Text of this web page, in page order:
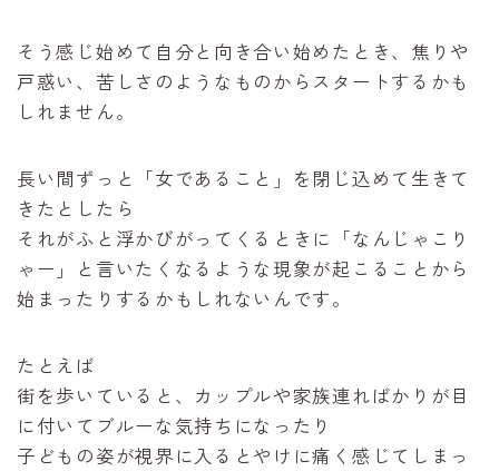
そう感じ始めて自分と向き合い始めたとき、焦りや
戸惑い、苦しさのようなものからスタートするかも
しれません。
長い間ずっと「女であること」を閉じ込めて生きて
きたとしたら
それがふと浮かびがってくるときに「なんじゃこり
ゃー」と言いたくなるような現象が起こることから
始まったりするかもしれないんです。
たとえば
街を歩いていると、カップルや家族連ればかりが目
に付いてブルーな気持ちになったり
子どもの姿が視界に入るとやけに痛く感じてしまっ